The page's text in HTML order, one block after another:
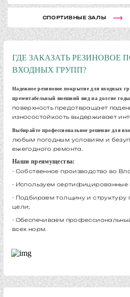
СПОРТИВНЫЕ ЗАЛЫ
ГДЕ ЗАКАЗАТЬ РЕЗИНОВОЕ
ВХОДНЫХ ГРУПП?
Надежное резиновое покрытие для входных
презентабельный внешний вид на долгие
поверхность предотвращает
износостойкость выдерживает
Выбирайте профессиональное решение для
любым погодным условиям и
ежегодного ремонта.
Наши преимущества:
- Собственное производство во
- Используем сертифицированные
- Подбираем толщину и структуру
цели;
- Обеспечиваем
всех норм.